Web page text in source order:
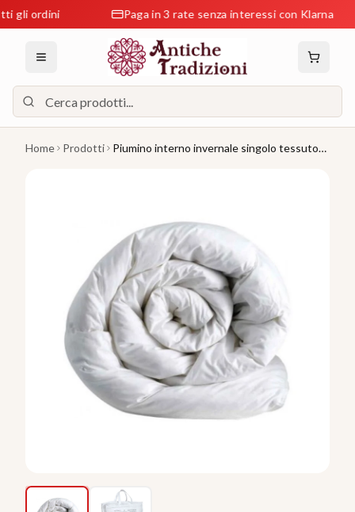
Paga in 3 rate senza interessi con Klarna
Home Prodotti
Piumino interno invernale singolo tessuto